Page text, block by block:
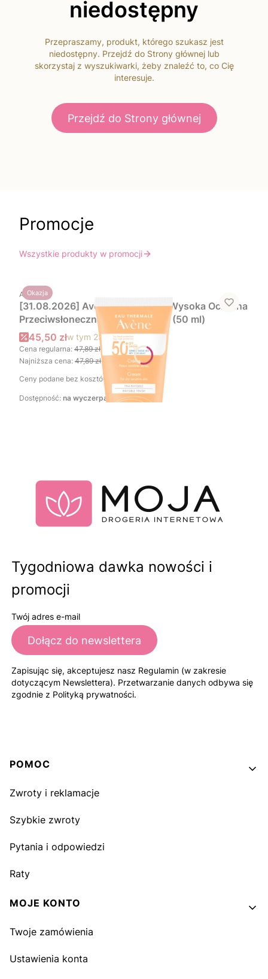
niedostępny
Przepraszamy, produkt, którego szukasz jest
niedostępny. Przejdź do Strony głównej lub
skorzystaj z wyszukiwarki, żeby znaleźć to, co Cię
interesuje.
Przejdź do Strony głównej
Promocje
Wszystkie produkty w promocji
Okazja
PRODUCENT
AVENE
[31.08.2026] Avène Sun Bardzo Wysoka Ochrona
Przeciwsłoneczna Krem SPF 50+ (50 ml)
Cena promocyjna brutto
45,50 złw tym 23%VAT
Cena regularna: 47,89 zł-5%
Najniższa cena: 47,89 zł-5%
Ceny podane bez kosztów dostawy.
Dostępność: na wyczerpaniu
Tygodniowa dawka nowości i
promocji
Twój adres e-mail
Dołącz do newslettera
Zapisując się, akceptujesz nasz Regulamin (w zakresie
dotyczącym Newslettera). Przetwarzanie danych odbywa się
zgodnie z Polityką prywatności.
Linki w stopce
POMOC
Zwroty i reklamacje
Szybkie zwroty
Pytania i odpowiedzi
Raty
MOJE KONTO
Twoje zamówienia
Ustawienia konta